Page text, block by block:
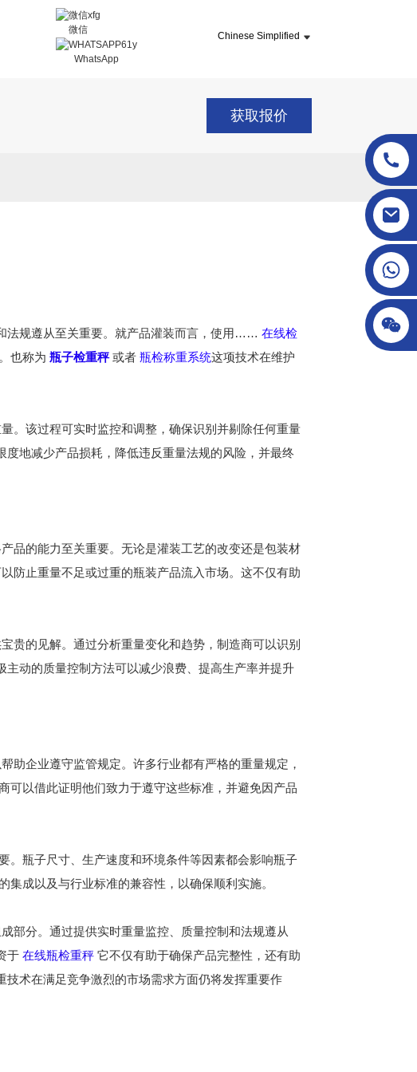
微信
WhatsApp
Chinese Simplified
获取报价
法规遵从至关重要。就产品灌装而言，使用…… 在线检
也称为 瓶子检重秤或者 瓶检称重系统这项技术在维护
。该过程可实时监控和调整，确保识别并剔除任何重量
地减少产品损耗，降低违反重量法规的风险，并最终
品的能力至关重要。无论是灌装工艺的改变还是包装材
防止重量不足或过重的瓶装产品流入市场。这不仅有助
贵的见解。通过分析重量变化和趋势，制造商可以识别
动的质量控制方法可以减少浪费、提高生产率并提升
助企业遵守监管规定。许多行业都有严格的重量规定，
可以借此证明他们致力于遵守这些标准，并避免因产品
。瓶子尺寸、生产速度和环境条件等因素都会影响瓶子
集成以及与行业标准的兼容性，以确保顺利实施。
部分。通过提供实时重量监控、质量控制和法规遵从
于 在线瓶检重秤 它不仅有助于确保产品完整性，还有助
术在满足竞争激烈的市场需求方面仍将发挥重要作